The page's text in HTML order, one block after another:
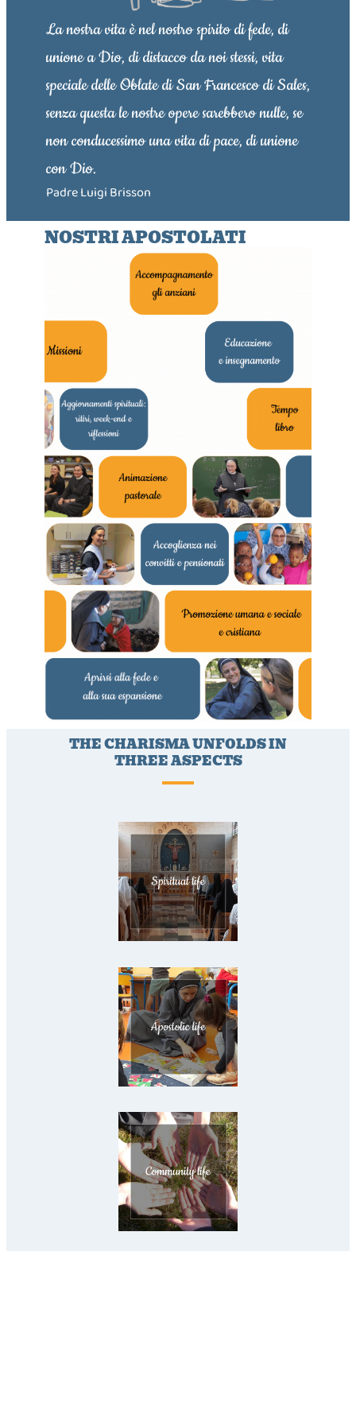
La nostra vita è nel nostro spirito di fede, di
unione a Dio, di distacco da noi stessi, vita
speciale delle Oblate di San Francesco di Sales,
senza questa le nostre opere sarebbero nulle, se
non conducessimo una vita di pace, di unione
con Dio.
Padre Luigi Brisson
NOSTRI APOSTOLATI
THE CHARISMA UNFOLDS IN
THREE ASPECTS